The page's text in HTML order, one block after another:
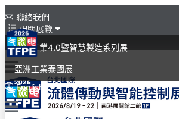
聯絡我們
相關展覽
亞洲工業4.0暨智慧製造系列展
亞洲工業泰國展
English